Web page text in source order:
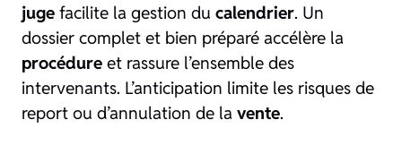
juge facilite la gestion du calendrier. Un
dossier complet et bien préparé accélère la
procédure et rassure l’ensemble des
intervenants. L’anticipation limite les risques de
report ou d’annulation de la vente.